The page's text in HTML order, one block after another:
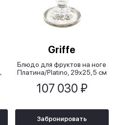
Griffe
Блюдо для фруктов на ноге
Платина/Platino, 29x25,5 см
107 030 ₽
Забронировать